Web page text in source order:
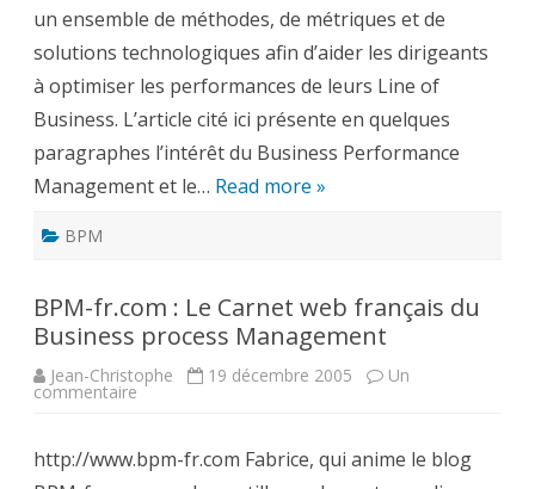
un ensemble de méthodes, de métriques et de
solutions technologiques afin d’aider les dirigeants
à optimiser les performances de leurs Line of
Business. L’article cité ici présente en quelques
paragraphes l’intérêt du Business Performance
Management et le… Read more »
BPM
BPM-fr.com : Le Carnet web français du
Business process Management
Jean-Christophe 19 décembre 2005 Un
commentaire sur
Le
Carnet
http://www.bpm-fr.com Fabrice, qui anime le blog